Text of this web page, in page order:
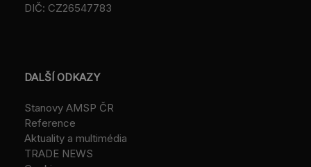
DIČ: CZ26547783
DALŠÍ ODKAZY
Stanovy AMSP ČR
Reference
Aktuality a multimédia
TRADE NEWS